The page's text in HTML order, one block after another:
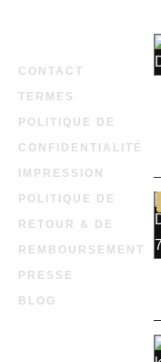
CONTACT
TERMES
POLITIQUE DE
CONFIDENTIALITÉ
IMPRESSION
POLITIQUE DE
RETOUR & DE
REMBOURSEMENT
PRESSE
BLOG